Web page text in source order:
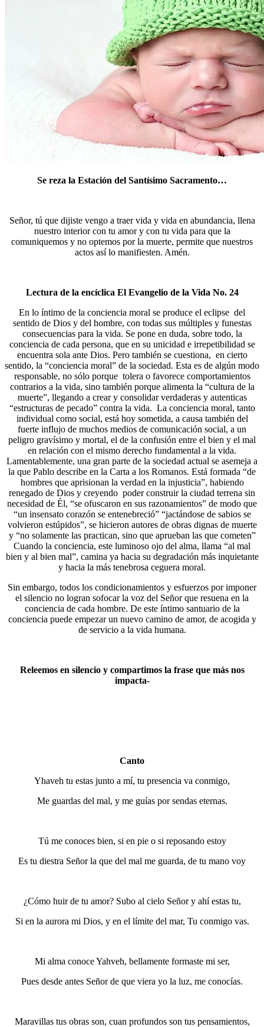
Se reza la Estación del Santísimo Sacramento…
Señor, tú que dijiste vengo a traer vida y vida en abundancia, llena
nuestro interior con tu amor y con tu vida para que la
comuniquemos y no optemos por la muerte, permite que nuestros
actos así lo manifiesten. Amén.
Lectura de la encíclica El Evangelio de la Vida No. 24
En lo íntimo de la conciencia moral se produce el eclipse del
sentido de Dios y del hombre, con todas sus múltiples y funestas
consecuencias para la vida. Se pone en duda, sobre todo, la
conciencia de cada persona, que en su unicidad e irrepetibilidad se
encuentra sola ante Dios. Pero también se cuestiona, en cierto
sentido, la “conciencia moral” de la sociedad. Esta es de algún modo
responsable, no sólo porque tolera o favorece comportamientos
contrarios a la vida, sino también porque alimenta la “cultura de la
muerte”, llegando a crear y consolidar verdaderas y autenticas
“estructuras de pecado” contra la vida. La conciencia moral, tanto
individual como social, está hoy sometida, a causa también del
fuerte influjo de muchos medios de comunicación social, a un
peligro gravísimo y mortal, el de la confusión entre el bien y el mal
en relación con el mismo derecho fundamental a la vida.
Lamentablemente, una gran parte de la sociedad actual se asemeja a
la que Pablo describe en la Carta a los Romanos. Está formada “de
hombres que aprisionan la verdad en la injusticia”, habiendo
renegado de Dios y creyendo poder construir la ciudad terrena sin
necesidad de Él, “se ofuscaron en sus razonamientos” de modo que
“un insensato corazón se entenebreció” “jactándose de sabios se
volvieron estúpidos”, se hicieron autores de obras dignas de muerte
y “no solamente las practican, sino que aprueban las que cometen”
Cuando la conciencia, este luminoso ojo del alma, llama “al mal
bien y al bien mal”, camina ya hacia su degradación más inquietante
y hacia la más tenebrosa ceguera moral.
Sin embargo, todos los condicionamientos y esfuerzos por imponer
el silencio no logran sofocar la voz del Señor que resuena en la
conciencia de cada hombre. De este íntimo santuario de la
conciencia puede empezar un nuevo camino de amor, de acogida y
de servicio a la vida humana.
Releemos en silencio y compartimos la frase que más nos
impacta-
Canto
Yhaveh tu estas junto a mí, tu presencia va conmigo,
Me guardas del mal, y me guías por sendas eternas.
Tú me conoces bien, si en pie o si reposando estoy
Es tu diestra Señor la que del mal me guarda, de tu mano voy
¿Cómo huir de tu amor? Subo al cielo Señor y ahí estas tu,
Si en la aurora mi Dios, y en el límite del mar, Tu conmigo vas.
Mi alma conoce Yahveh, bellamente formaste mi ser,
Pues desde antes Señor de que viera yo la luz, me conocías.
Maravillas tus obras son, cuan profundos son tus pensamientos,